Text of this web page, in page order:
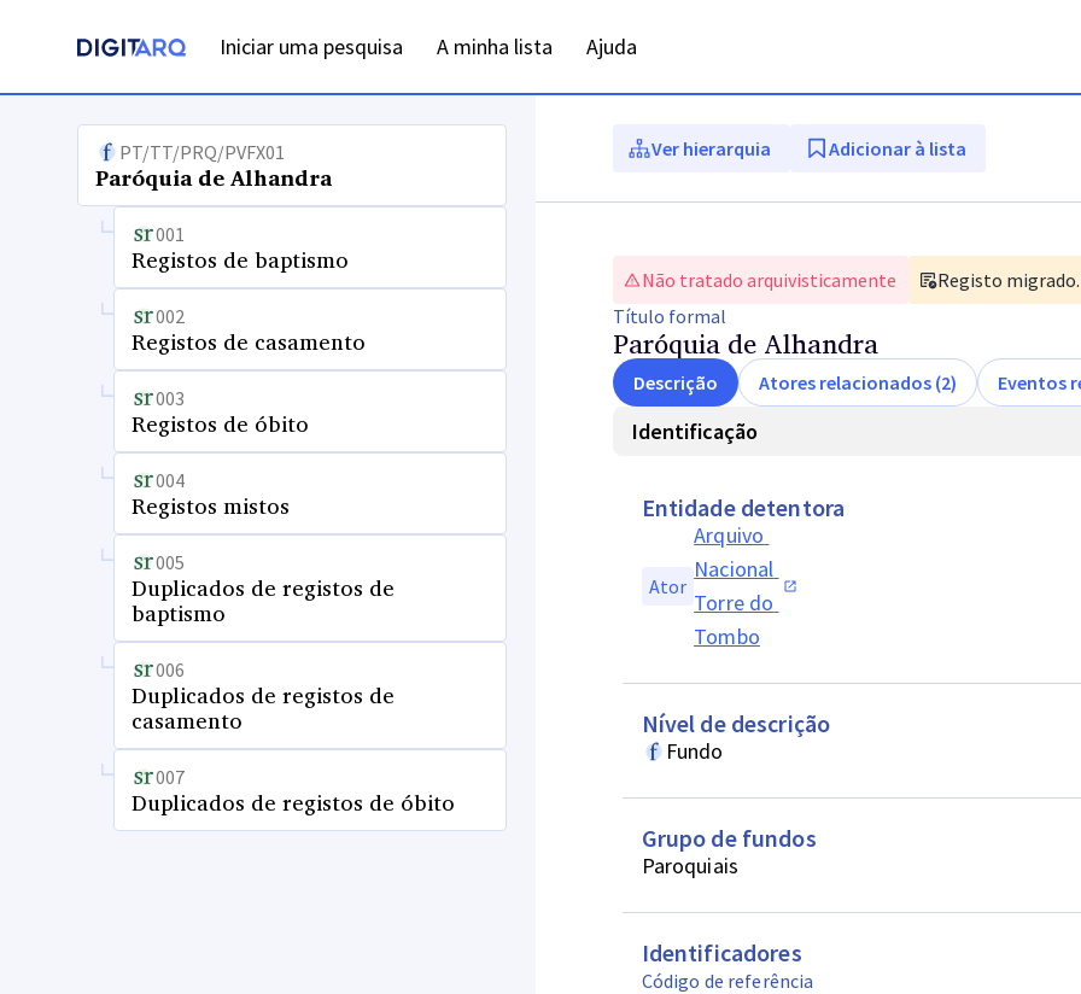
Iniciar uma pesquisa A minha lista Ajuda
PT/TT/PRQ/PVFX01
Paróquia de Alhandra
001
Registos de baptismo
002
Registos de casamento
003
Registos de óbito
004
Registos mistos
005
Duplicados de registos de
baptismo
006
Duplicados de registos de
casamento
007
Duplicados de registos de óbito
Ver hierarquia Adicionar à lista
Não tratado arquivisticamente
Registo
Título formal
Paróquia de Alhandra
Descrição Atores relacionados (2) Eventos
Identificação
Entidade detentora
Ator
Arquivo
Nacional
Torre do
Tombo
Nível de descrição
Fundo
Grupo de fundos
Paroquiais
Identificadores
Código de referência